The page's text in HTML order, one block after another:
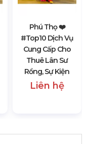
Phú Thọ ❤️️
#top10 Dịch Vụ
Cung Cấp Cho
Thuê Lân Sư
Rồng, Sự Kiện
Liên hệ